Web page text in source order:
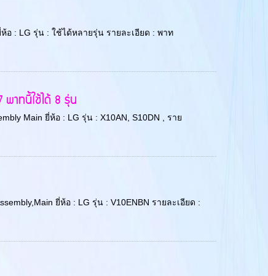
อ : LG รุ่น : ใช้ได้หลายรุ่น รายละเอียด : พาท
าทนี้ใช้ได้ 8 รุ่น
Main ยี่ห้อ : LG รุ่น : X10AN, S10DN , ราย
ยี่ห้อ : LG รุ่น : V10ENBN รายละเอียด :